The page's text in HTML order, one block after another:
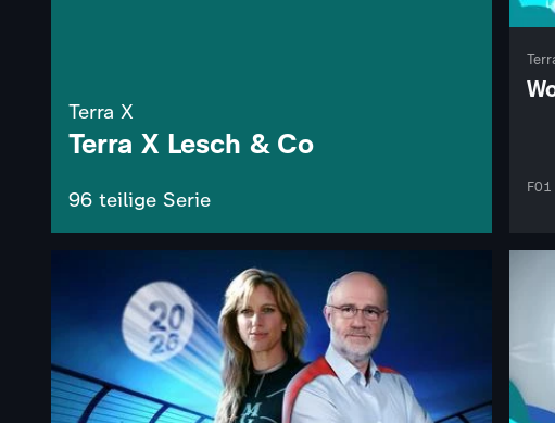
Terra X
Terra X Lesch & Co
96 teilige Serie
F01